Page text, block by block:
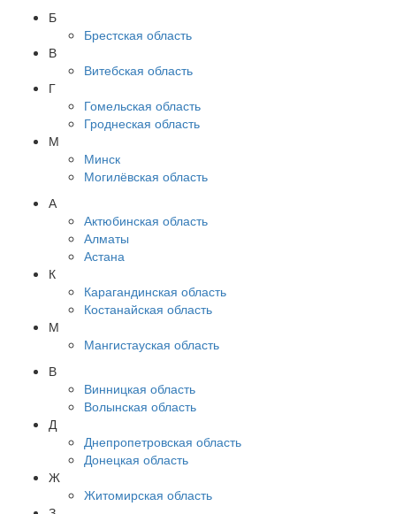
Б
Брестская область
В
Витебская область
Г
Гомельская область
Гроднеская область
М
Минск
Могилёвская область
А
Актюбинская область
Алматы
Астана
К
Карагандинская область
Костанайская область
М
Мангистауская область
В
Винницкая область
Волынская область
Д
Днепропетровская область
Донецкая область
Ж
Житомирская область